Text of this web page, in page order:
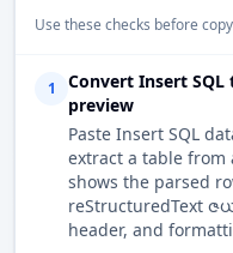
Use these checks before
1
Convert Insert
preview
Paste Insert SQL
extract a table from
shows the parsed
reStructuredText ဇ
header, and